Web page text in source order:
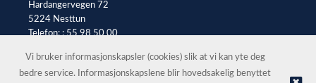
Hardangervegen 72
5224 Nesttun
Telefon: :55 98 50 00
Vi bruker informasjonskapsler (cookies) slik at vi kan yte deg
bedre service. Informasjonskapslene blir hovedsakelig benyttet